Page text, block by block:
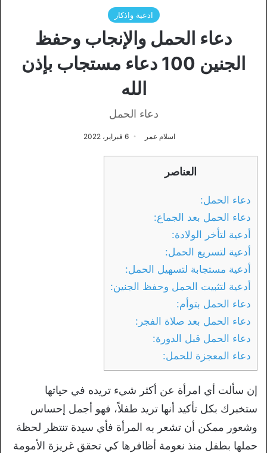
ادعية واذكار
دعاء الحمل والإنجاب وحفظ
الجنين 100 دعاء مستجاب بإذن
الله
دعاء الحمل
اسلام عمر 6 فبراير، 2022
العناصر
دعاء الحمل:
دعاء الحمل بعد الجماع:
أدعية لتأخر الولادة:
أدعية لتسريع الحمل:
أدعية مستجابة لتسهيل الحمل:
أدعية لتثبيت الحمل وحفظ الجنين:
دعاء الحمل بتوأم:
دعاء الحمل بعد صلاة الفجر:
دعاء الحمل قبل الدورة:
دعاء المعجزة للحمل:
إن سألت أي امرأة عن أكثر شيء تريده في حياتها
ستخبرك بكل تأكيد أنها تريد طفلاً، فهو أجمل إحساس
وشعور ممكن أن تشعر به المرأة فأي سيدة تنتظر لحظة
حملها بطفل منذ نعومة أظافرها كي تحقق غريزة الأمومة